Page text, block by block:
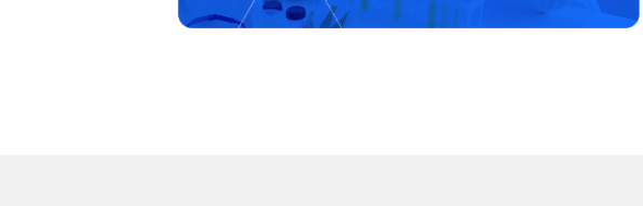
мировыми